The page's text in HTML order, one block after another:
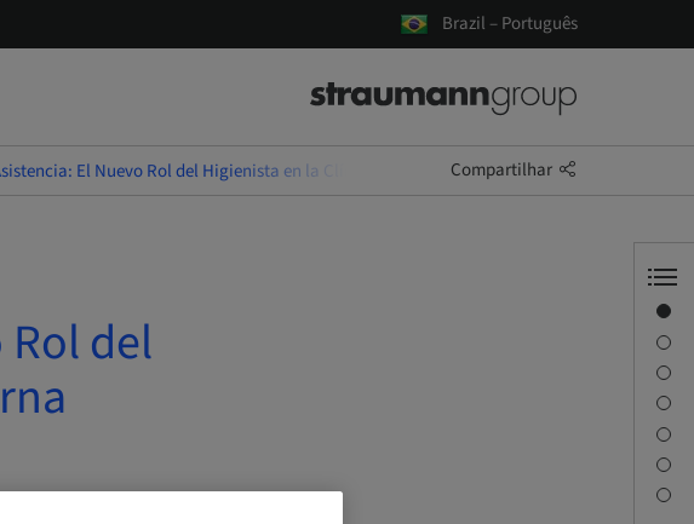
Brazil – Português
El Nuevo Rol del Higienista en la Clínica Moderna Compartilhar
del